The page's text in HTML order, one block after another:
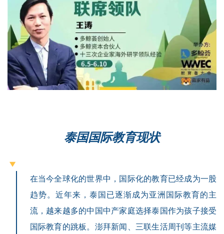
泰国国际教育现状
在当今全球化的世界中，国际化的教育已经成为一股
趋势。近年来，泰国已逐渐成为亚洲国际教育的主
流，越来越多的中国中产家庭选择泰国作为孩子接受
国际教育的跳板。澎拜新闻、三联生活周刊等主流媒